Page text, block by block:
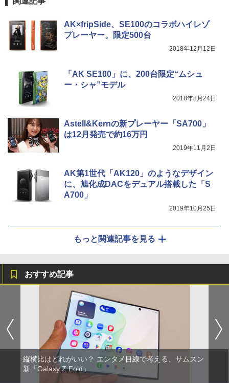
AK×fripSide、SE100のコラボハイレゾ
プレーヤー。限定500台
2018年12月12日
「AK SE100」に、200台限定“ムシュ
ー・シャ”モデル
2018年8月24日
Astell&Kernの新プレーヤー「SA700」
は12月発売で約16万円
2019年11月2日
AK第1世代「AK120」のようなデザイン
に、旭化成DACをデュアル搭載した「S
A700」
2019年10月25日
もっと関連記事を見る
おすすめ記事
縦横比はどれがいい？ エンタメ目線で考える、サムスン
新「Galaxy Z Fold」